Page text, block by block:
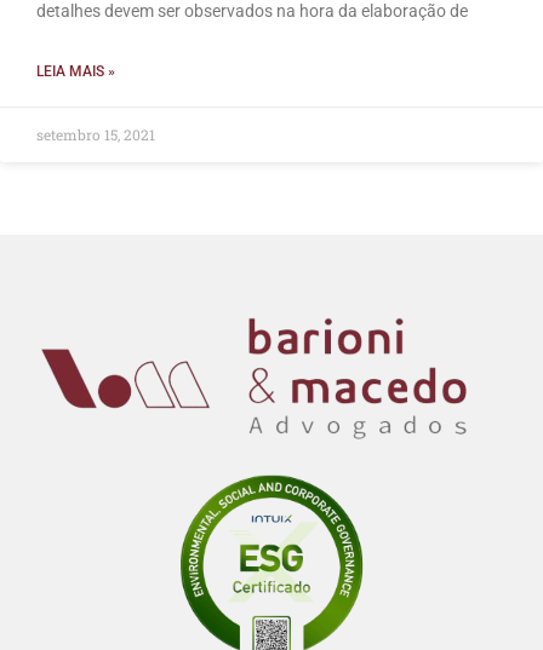
detalhes devem ser observados na hora da elaboração de
LEIA MAIS »
setembro 15, 2021